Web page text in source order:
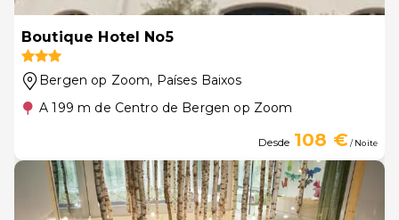
Boutique Hotel No5
Bergen op Zoom, Países Baixos
A 199 m de Centro de Bergen op Zoom
Desde 108 €/ Noite